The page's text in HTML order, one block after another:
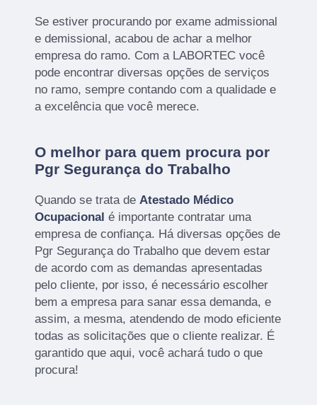
Se estiver procurando por exame admissional
e demissional, acabou de achar a melhor
empresa do ramo. Com a LABORTEC você
pode encontrar diversas opções de serviços
no ramo, sempre contando com a qualidade e
a excelência que você merece.
O melhor para quem procura por
Pgr Segurança do Trabalho
Quando se trata deAtestado Médico
Ocupacional é importante contratar uma
empresa de confiança. Há diversas opções de
Pgr Segurança do Trabalho que devem estar
de acordo com as demandas apresentadas
pelo cliente, por isso, é necessário escolher
bem a empresa para sanar essa demanda, e
assim, a mesma, atendendo de modo eficiente
todas as solicitações que o cliente realizar. É
garantido que aqui, você achará tudo o que
procura!